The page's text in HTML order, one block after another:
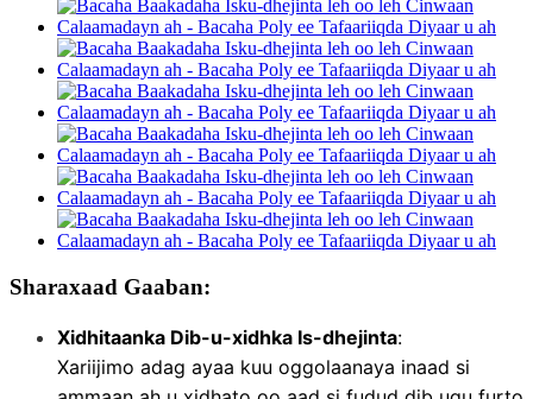
Sharaxaad Gaaban:
Xidhitaanka Dib-u-xidhka Is-dhejinta:
Xariijimo adag ayaa kuu oggolaanaya inaad si